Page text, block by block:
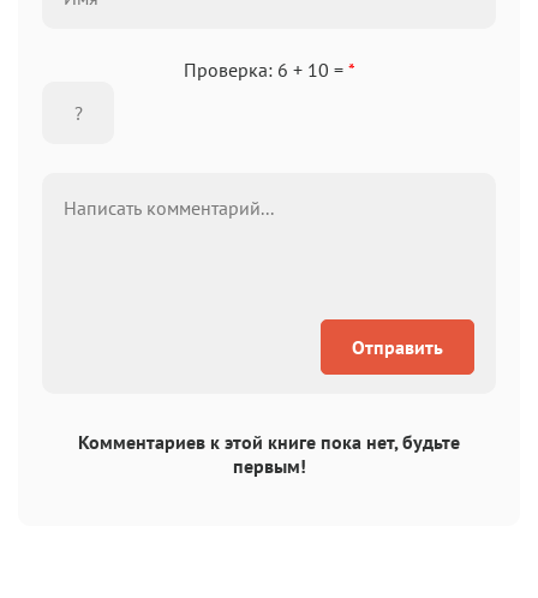
Проверка: 6 + 10 = *
Отправить
Комментариев к этой книге пока нет, будьте
первым!